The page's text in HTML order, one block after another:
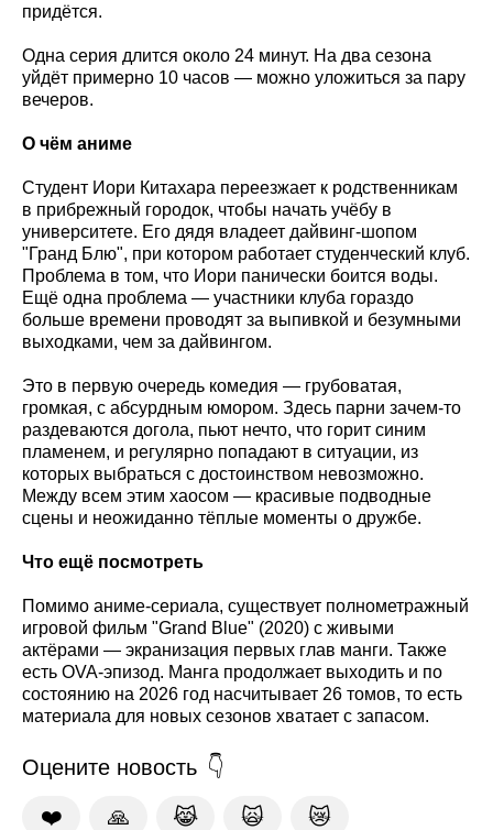
придётся.
Одна серия длится около 24 минут. На два сезона
уйдёт примерно 10 часов — можно уложиться за пару
вечеров.
О чём аниме
Студент Иори Китахара переезжает к родственникам
в прибрежный городок, чтобы начать учёбу в
университете. Его дядя владеет дайвинг-шопом
"Гранд Блю", при котором работает студенческий клуб.
Проблема в том, что Иори панически боится воды.
Ещё одна проблема — участники клуба гораздо
больше времени проводят за выпивкой и безумными
выходками, чем за дайвингом.
Это в первую очередь комедия — грубоватая,
громкая, с абсурдным юмором. Здесь парни зачем-то
раздеваются догола, пьют нечто, что горит синим
пламенем, и регулярно попадают в ситуации, из
которых выбраться с достоинством невозможно.
Между всем этим хаосом — красивые подводные
сцены и неожиданно тёплые моменты о дружбе.
Что ещё посмотреть
Помимо аниме-сериала, существует полнометражный
игровой фильм "Grand Blue" (2020) с живыми
актёрами — экранизация первых глав манги. Также
есть OVA-эпизод. Манга продолжает выходить и по
состоянию на 2026 год насчитывает 26 томов, то есть
материала для новых сезонов хватает с запасом.
Оцените новость
❤️ 🙏 😹 🙀 😿